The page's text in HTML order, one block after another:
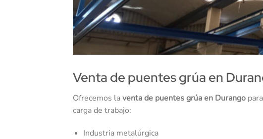
Venta de puentes grúa en
Ofrecemos laventa de puentes grúa en Durango
carga de trabajo:
Industria metalúrgica